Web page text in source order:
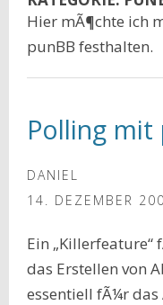
Hier mÃ¶chte ich
punBB festhalten.
Polling mit
DANIEL
14. DEZEMBER
Ein
das Erstellen von
essentiell fÃ¼r das